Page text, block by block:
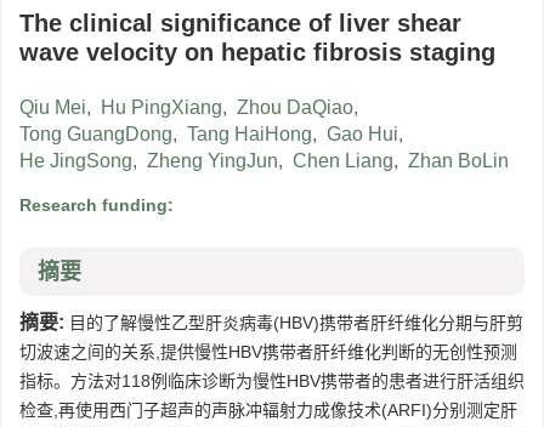
The clinical significance of liver shear
wave velocity on hepatic fibrosis staging
Qiu Mei, Hu PingXiang, Zhou DaQiao,
Tong GuangDong, Tang HaiHong, Gao Hui,
He JingSong, Zheng YingJun, Chen Liang, Zhan BoLin
Research funding:
摘要
摘要: 目的了解慢性乙型肝炎病毒(HBV)携带者肝纤维化分期与肝剪
切波速之间的关系,提供慢性HBV携带者肝纤维化判断的无创性预测
指标。方法对118例临床诊断为慢性HBV携带者的患者进行肝活组织
检查,再使用西门子超声的声脉冲辐射力成像技术(ARFI)分别测定肝